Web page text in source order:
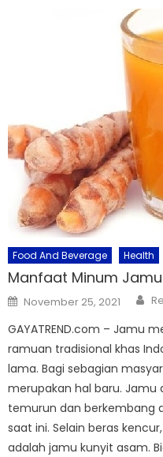
Food And Beverage Health
Manfaat Minum
Posted
on
November 25, 2021
GAYATREND.com – Jamu
ramuan tradisional khas
lama. Bagi sebagian
merupakan hal baru.
temurun dan berkembang
saat ini. Selain beras
adalah jamu kunyit asam.